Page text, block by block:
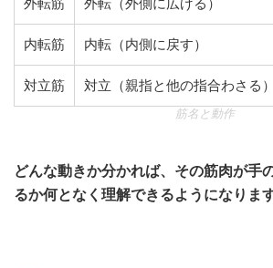
内転筋 内転（内側に戻す）
対立筋 対立（親指と他の指合わさる）
筋名と動作
どんな動きか分かれば、その筋肉が手
るか何となく理解できるようになります